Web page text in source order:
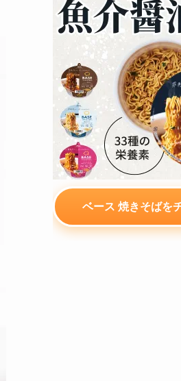
ベース 焼きそばを